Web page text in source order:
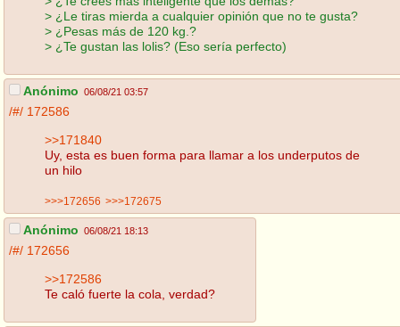
> ¿Le tiras mierda a cualquier opinión que no te gusta?
> ¿Pesas más de 120 kg.?
> ¿Te gustan las lolis? (Eso sería perfecto)
Anónimo 06/08/21 03:57
/#/ 172586
>>171840
Uy, esta es buen forma para llamar a los underputos de
un hilo
>>>172656 >>>172675
Anónimo 06/08/21 18:13
/#/ 172656
>>172586
Te caló fuerte la cola, verdad?